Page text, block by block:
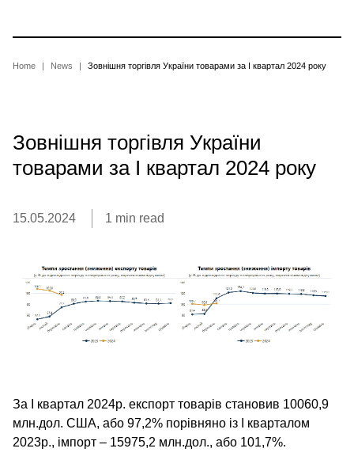
main
Breadcrumb
Home News Зовнішня торгівля України товарами за І квартал 2024 року
Зовнішня торгівля України
товарами за І квартал 2024 року
15.05.2024 1 min read
За І квартал 2024р. експорт товарів становив 10060,9
млн.дол. США, або 97,2% порівняно із І кварталом
2023р., імпорт – 15975,2 млн.дол., або 101,7%.